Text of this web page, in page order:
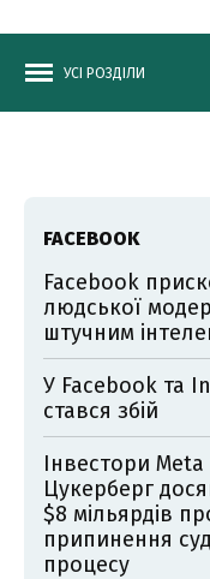
УСІ РОЗДІЛИ
FACEBOOK
Facebook
людської
штучним
У Facebook та
стався збій
Інвестори Meta
Цукерберг
$8 мільярдів
припинення
процесу